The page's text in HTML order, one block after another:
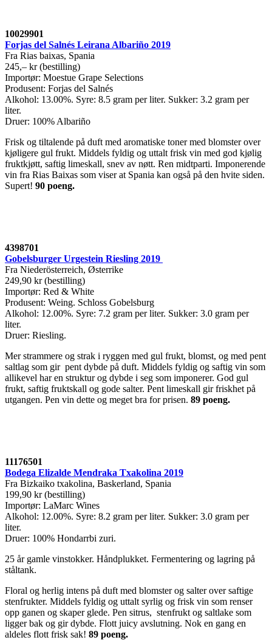
10029901
Forjas del Salnés Leirana Albariño 2019
Fra Rias baixas, Spania
245,– kr (bestilling)
Importør: Moestue Grape Selections
Produsent: Forjas del Salnés
Alkohol: 13.00%. Syre: 8.5 gram per liter. Sukker: 3.2 gram per
liter.
Druer: 100% Albariño
Frisk og tiltalende på duft med aromatiske toner med blomster over
kjøligere gul frukt. Middels fyldig og uttalt frisk vin med god kjølig
fruktkjøtt, saftig limeskall, snev av nøtt. Ren midtparti. Imponerende
vin fra Rias Baixas som viser at Spania kan også på den hvite siden.
Supert! 90 poeng.
4398701
Gobelsburger Urgestein Riesling 2019
Fra Niederösterreich, Østerrike
249,90 kr (bestilling)
Importør: Red & White
Produsent: Weing. Schloss Gobelsburg
Alkohol: 12.00%. Syre: 7.2 gram per liter. Sukker: 3.0 gram per
liter.
Druer: Riesling.
Mer strammere og strak i ryggen med gul frukt, blomst, og med pent
saltlag som gir pent dybde på duft. Middels fyldig og saftig vin som
allikevel har en struktur og dybde i seg som imponerer. God gul
frukt, saftig fruktskall og gode salter. Pent limeskall gir friskhet på
utgangen. Pen vin dette og meget bra for prisen. 89 poeng.
11176501
Bodega Elizalde Mendraka Txakolina 2019
Fra Bizkaiko txakolina, Baskerland, Spania
199,90 kr (bestilling)
Importør: LaMarc Wines
Alkohol: 12.00%. Syre: 8.2 gram per liter. Sukker: 3.0 gram per
liter.
Druer: 100% Hondarrbi zuri.
25 år gamle vinstokker. Håndplukket. Fermentering og lagring på
ståltank.
Floral og herlig intens på duft med blomster og salter over saftige
stenfrukter. Middels fyldig og uttalt syrlig og frisk vin som renser
opp ganen og skaper glede. Pen sitrus, stenfrukt og saltlake som
ligger bak og gir dybde. Flott juicy avslutning. Nok en gang en
aldeles flott frisk sak! 89 poeng.